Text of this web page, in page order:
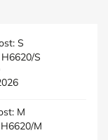
S
S
M
M